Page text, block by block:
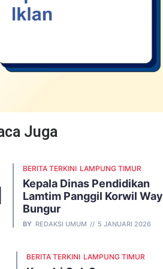
Juga
BERITA TERKINI LAMPUNG TIMUR
Kepala Dinas Pendidikan
Lamtim Panggil Korwil Way
Bungur
BY REDAKSI UMUM 5 JANUARI 2026
BERITA TERKINI LAMPUNG TIMUR